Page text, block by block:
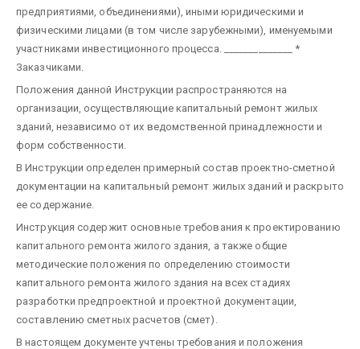
предприятиями, объединениями), иными юридическими и
физическими лицами (в том числе зарубежными), именуемыми
участниками инвестиционного процесса.
*
Заказчиками.
Положения данной Инструкции распространяются на
организации, осуществляющие капитальный ремонт жилых
зданий, независимо от их ведомственной принадлежности и
форм собственности.
В Инструкции определен примерный состав проектно-сметной
документации на капитальный ремонт жилых зданий и раскрыто
ее содержание.
Инструкция содержит основные требования к проектированию
капитального ремонта жилого здания, а также общие
методические положения по определению стоимости
капитального ремонта жилого здания на всех стадиях
разработки предпроектной и проектной документации,
составлению сметных расчетов (смет).
В настоящем документе учтены требования и положения